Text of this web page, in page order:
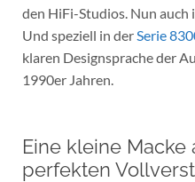
den HiFi-Studios. Nun
Und speziell in derSerie
klaren Designsprache der
1990er Jahren.
Eine kleine Macke
perfekten